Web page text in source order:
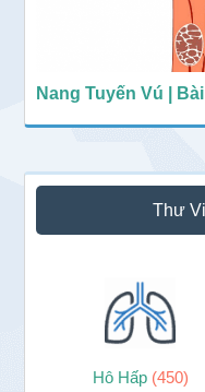
Nang Tuyến Vú |
Thư
Hô Hấp (450)